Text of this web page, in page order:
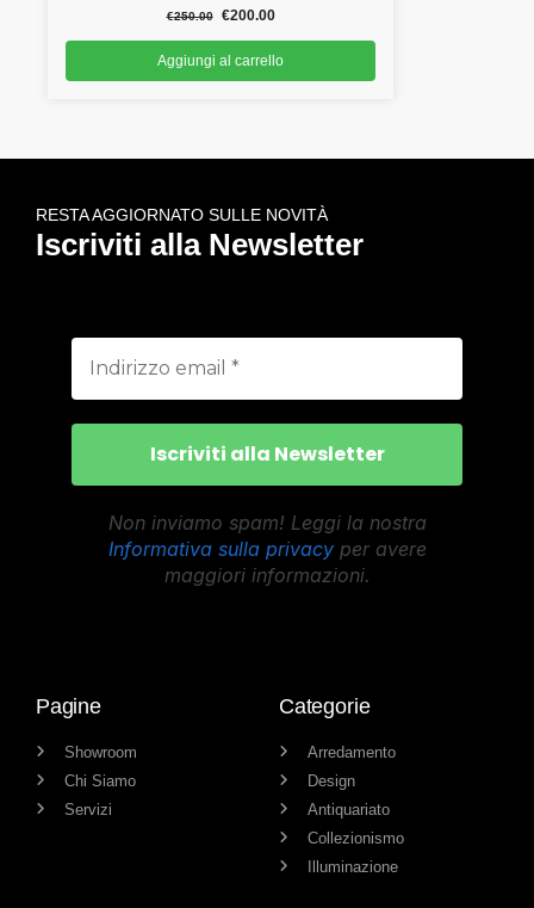
€250.00 €200.00
Aggiungi al carrello
RESTA AGGIORNATO SULLE NOVITÀ
Iscriviti alla Newsletter
Non inviamo spam! Leggi la nostra
Informativa sulla privacyper avere
maggiori informazioni.
Pagine
Showroom
Chi Siamo
Servizi
Categorie
Arredamento
Design
Antiquariato
Collezionismo
Illuminazione